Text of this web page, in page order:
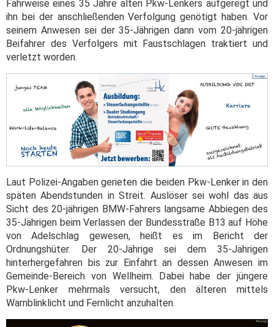
Fahrweise eines 35 Jahre alten Pkw-Lenkers aufgeregt und
ihn bei der anschließenden Verfolgung genötigt haben. Vor
seinem Anwesen sei der 35-Jährigen dann vom 20-jährigen
Beifahrer des Verfolgers mit Faustschlagen traktiert und
verletzt worden.
Laut Polizei-Angaben gerieten die beiden Pkw-Lenker in den
späten Abendstunden in Streit. Auslöser sei wohl das aus
Sicht des 20-jährigen BMW-Fahrers langsame Abbiegen des
35-Jährigen beim Verlassen der Bundesstraße B13 auf Höhe
von Adelschlag gewesen, heißt es im Bericht der
Ordnungshüter. Der 20-Jährige sei dem 35-Jährigen
hinterhergefahren bis zur Einfahrt an dessen Anwesen im
Gemeinde-Bereich von Wellheim. Dabei habe der jüngere
Pkw-Lenker mehrmals versucht, den älteren mittels
Warnblinklicht und Fernlicht anzuhalten.